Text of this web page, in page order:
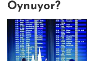
Oynuyor?